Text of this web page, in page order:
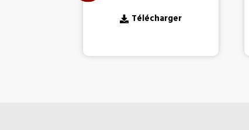
Télécharger